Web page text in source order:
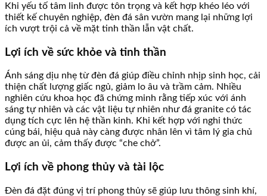
Khi yếu tố tâm linh được tôn trọng và kết hợp khéo léo với
thiết kế chuyên nghiệp, đèn đá sân vườn mang lại những lợi
ích vượt trội cả về mặt tinh thần lẫn vật chất.
Lợi ích về sức khỏe và tinh thần
Ánh sáng dịu nhẹ từ đèn đá giúp điều chỉnh nhịp sinh học, cải
thiện chất lượng giấc ngủ, giảm lo âu và trầm cảm. Nhiều
nghiên cứu khoa học đã chứng minh rằng tiếp xúc với ánh
sáng tự nhiên và các vật liệu tự nhiên như đá granite có tác
dụng tích cực lên hệ thần kinh. Khi kết hợp với nghi thức
cúng bái, hiệu quả này càng được nhân lên vì tâm lý gia chủ
được an ủi, cảm thấy được “che chở”.
Lợi ích về phong thủy và tài lộc
Đèn đá đặt đúng vị trí phong thủy sẽ giúp lưu thông sinh khí,